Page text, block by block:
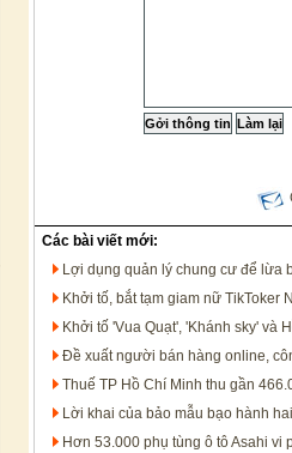
Các bài viết mới:
Lợi dụng quản lý chung cư để lừa
Khởi tố, bắt tạm giam nữ TikToker
Khởi tố 'Vua Quạt', 'Khánh sky' và
Đề xuất người bán hàng online,
Thuế TP Hồ Chí Minh thu gần
Lời khai của bảo mẫu bạo hành
Hơn 53.000 phụ tùng ô tô Asahi